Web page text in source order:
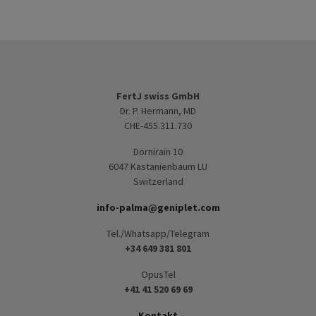
FertJ swiss GmbH
Dr. P. Hermann, MD
CHE-455.311.730
Dornirain 10
6047 Kastanienbaum LU
Switzerland
info-palma@geniplet.com
Tel./Whatsapp/Telegram
+34 649 381 801
OpusTel
+41 41 520 69 69